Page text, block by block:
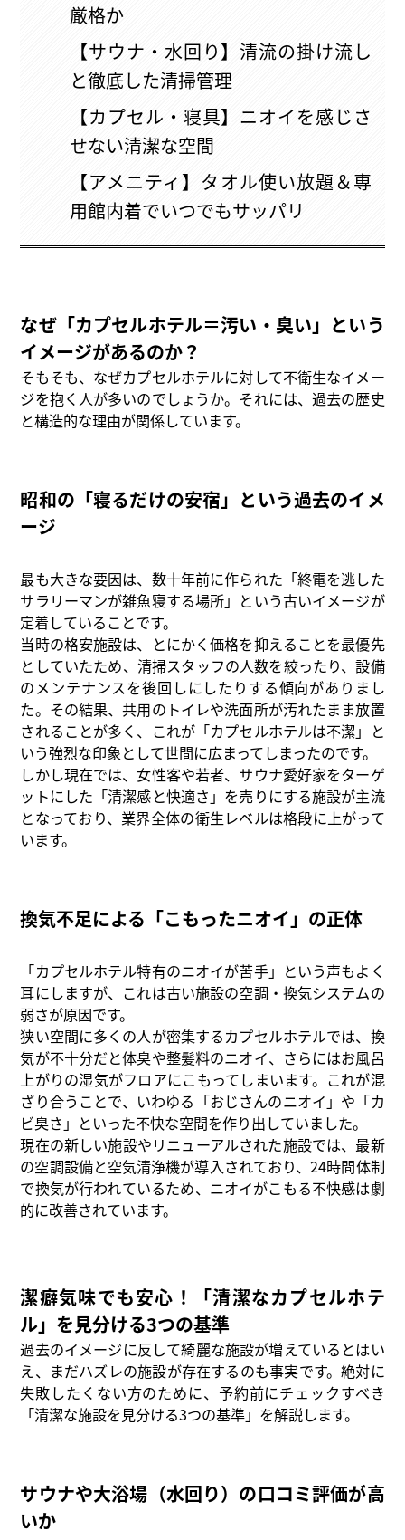
厳格か
【サウナ・水回り】清流の掛け流し
と徹底した清掃管理
【カプセル・寝具】ニオイを感じさ
せない清潔な空間
【アメニティ】タオル使い放題＆専
用館内着でいつでもサッパリ
なぜ「カプセルホテル＝汚い・臭い」という
イメージがあるのか？
そもそも、なぜカプセルホテルに対して不衛生なイメー
ジを抱く人が多いのでしょうか。それには、過去の歴史
と構造的な理由が関係しています。
昭和の「寝るだけの安宿」という過去のイメ
ージ
最も大きな要因は、数十年前に作られた「終電を逃した
サラリーマンが雑魚寝する場所」という古いイメージが
定着していることです。
当時の格安施設は、とにかく価格を抑えることを最優先
としていたため、清掃スタッフの人数を絞ったり、設備
のメンテナンスを後回しにしたりする傾向がありまし
た。その結果、共用のトイレや洗面所が汚れたまま放置
されることが多く、これが「カプセルホテルは不潔」と
いう強烈な印象として世間に広まってしまったのです。
しかし現在では、女性客や若者、サウナ愛好家をターゲ
ットにした「清潔感と快適さ」を売りにする施設が主流
となっており、業界全体の衛生レベルは格段に上がって
います。
換気不足による「こもったニオイ」の正体
「カプセルホテル特有のニオイが苦手」という声もよく
耳にしますが、これは古い施設の空調・換気システムの
弱さが原因です。
狭い空間に多くの人が密集するカプセルホテルでは、換
気が不十分だと体臭や整髪料のニオイ、さらにはお風呂
上がりの湿気がフロアにこもってしまいます。これが混
ざり合うことで、いわゆる「おじさんのニオイ」や「カ
ビ臭さ」といった不快な空間を作り出していました。
現在の新しい施設やリニューアルされた施設では、最新
の空調設備と空気清浄機が導入されており、24時間体制
で換気が行われているため、ニオイがこもる不快感は劇
的に改善されています。
潔癖気味でも安心！「清潔なカプセルホテ
ル」を見分ける3つの基準
過去のイメージに反して綺麗な施設が増えているとはい
え、まだハズレの施設が存在するのも事実です。絶対に
失敗したくない方のために、予約前にチェックすべき
「清潔な施設を見分ける3つの基準」を解説します。
サウナや大浴場（水回り）の口コミ評価が高
いか